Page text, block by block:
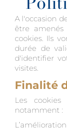
A l'occasion
être
cookies. Ils
durée de
d'identifier
visites.
Finalité
Les
notamment :